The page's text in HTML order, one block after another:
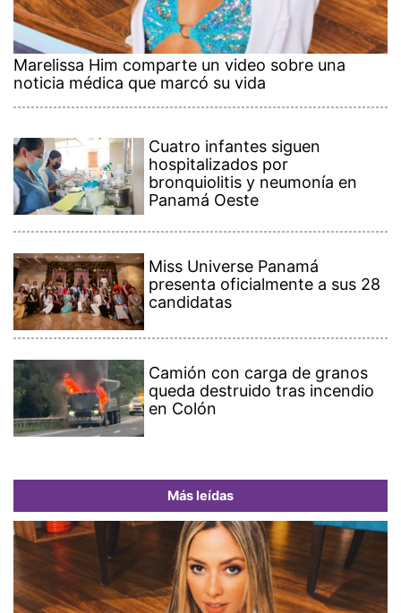
Marelissa Him comparte un video sobre una
noticia médica que marcó su vida
Cuatro infantes siguen
hospitalizados por
bronquiolitis y neumonía en
Panamá Oeste
Miss Universe Panamá
presenta oficialmente a sus 28
candidatas
Camión con carga de granos
queda destruido tras incendio
en Colón
Más leídas